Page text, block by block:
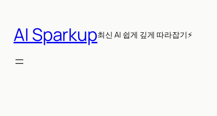
AI Sparkup최신 AI 쉽게 깊게 따라잡기⚡